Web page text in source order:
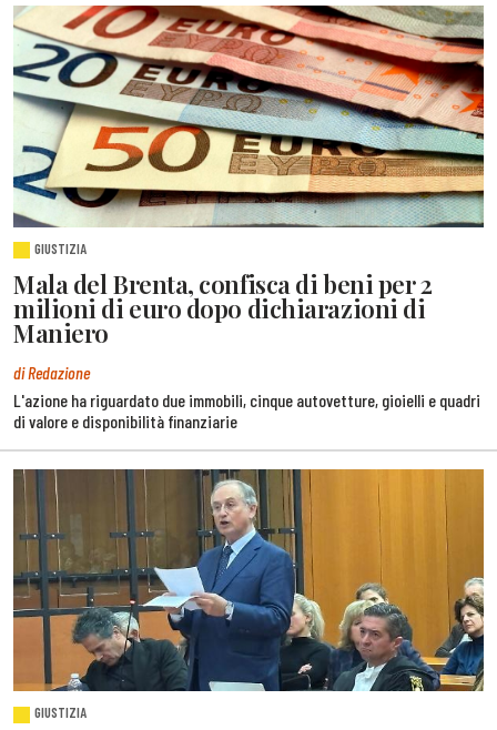
GIUSTIZIA
Mala del Brenta, confisca di beni per 2
milioni di euro dopo dichiarazioni di
Maniero
di Redazione
L'azione ha riguardato due immobili, cinque autovetture, gioielli e quadri
di valore e disponibilità finanziarie
GIUSTIZIA